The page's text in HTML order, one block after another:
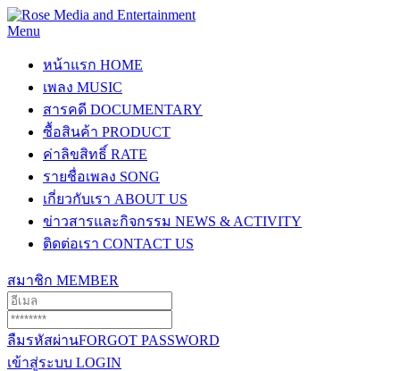
Menu
หน้าแรก HOME
เพลง MUSIC
สารคดี DOCUMENTARY
ซื้อสินค้า PRODUCT
ค่าลิขสิทธิ์ RATE
รายชื่อเพลง SONG
เกี่ยวกับเรา ABOUT US
ข่าวสารและกิจกรรม NEWS & ACTIVITY
ติดต่อเรา CONTACT US
สมาชิก MEMBER
ลืมรหัสผ่านFORGOT PASSWORD
เข้าสู่ระบบ LOGIN